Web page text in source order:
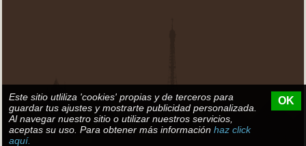
Este sitio utliliza 'cookies' propias y de terceros para
guardar tus ajustes y mostrarte publicidad personalizada.
Al navegar nuestro sitio o utilizar nuestros servicios,
aceptas su uso. Para obtener más información haz click
aquí.
OK